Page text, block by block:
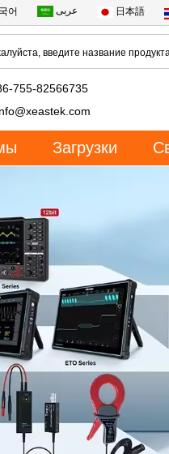
어 عربى 日本語
755-82566735
Загрузки